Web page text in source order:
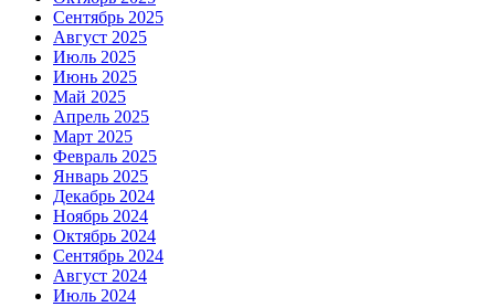
Сентябрь 2025
Август 2025
Июль 2025
Июнь 2025
Май 2025
Апрель 2025
Март 2025
Февраль 2025
Январь 2025
Декабрь 2024
Ноябрь 2024
Октябрь 2024
Сентябрь 2024
Август 2024
Июль 2024